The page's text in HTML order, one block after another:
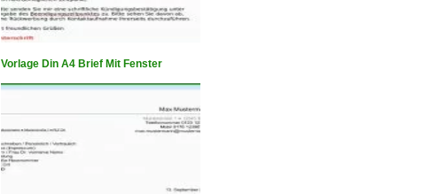
Vorlage Din A4 Brief Mit Fenster